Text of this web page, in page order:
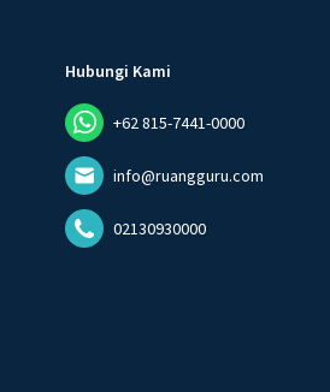
Hubungi Kami
+62 815-7441-0000
info@ruangguru.com
02130930000